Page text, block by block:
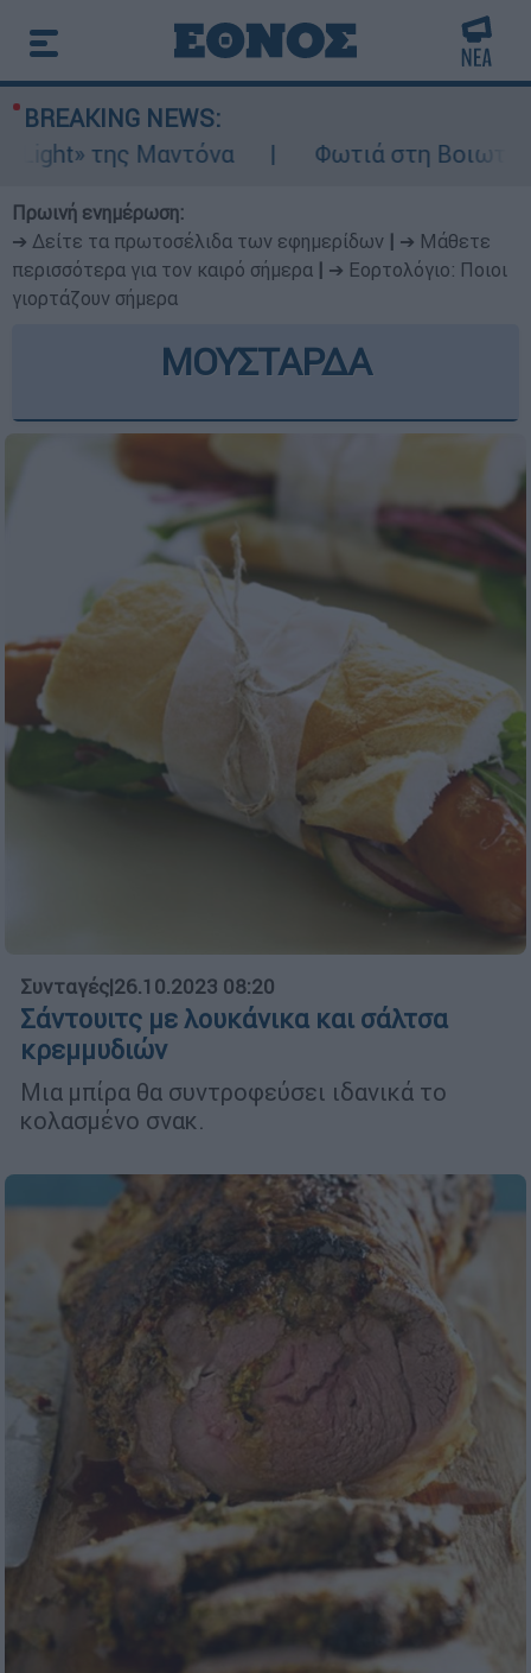
BREAKING NEWS:
Μαντόνα
Φωτιά στη Βοιωτία: Ίση με έξι
Πρωινή ενημέρωση:
➔ Δείτε τα πρωτοσέλιδα των εφημερίδων
➔ Μάθετε
περισσότερα για τον καιρό σήμερα
➔ Εορτολόγιο: Ποιοι
γιορτάζουν σήμερα
ΜΟΥΣΤΑΡΔΑ
Συνταγές|26.10.2023 08:20
Σάντουιτς με λουκάνικα και σάλτσα
κρεμμυδιών
Μια μπίρα θα συντροφεύσει ιδανικά το
κολασμένο σνακ.